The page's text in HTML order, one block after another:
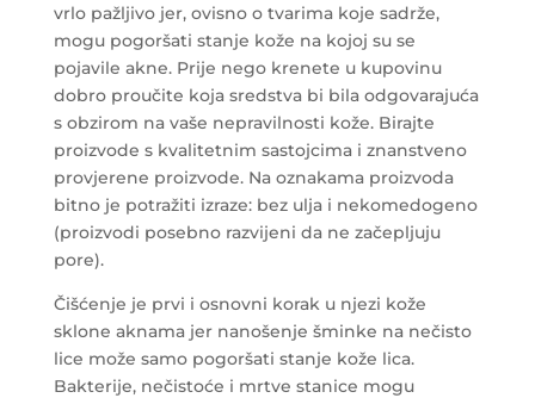
vrlo pažljivo jer, ovisno o tvarima koje sadrže,
mogu pogoršati stanje kože na kojoj su se
pojavile akne. Prije nego krenete u kupovinu
dobro proučite koja sredstva bi bila odgovarajuća
s obzirom na vaše nepravilnosti kože. Birajte
proizvode s kvalitetnim sastojcima i znanstveno
provjerene proizvode. Na oznakama proizvoda
bitno je potražiti izraze: bez ulja i nekomedogeno
(proizvodi posebno razvijeni da ne začepljuju
pore).
Čišćenje je prvi i osnovni korak u njezi kože
sklone aknama jer nanošenje šminke na nečisto
lice može samo pogoršati stanje kože lica.
Bakterije, nečistoće i mrtve stanice mogu